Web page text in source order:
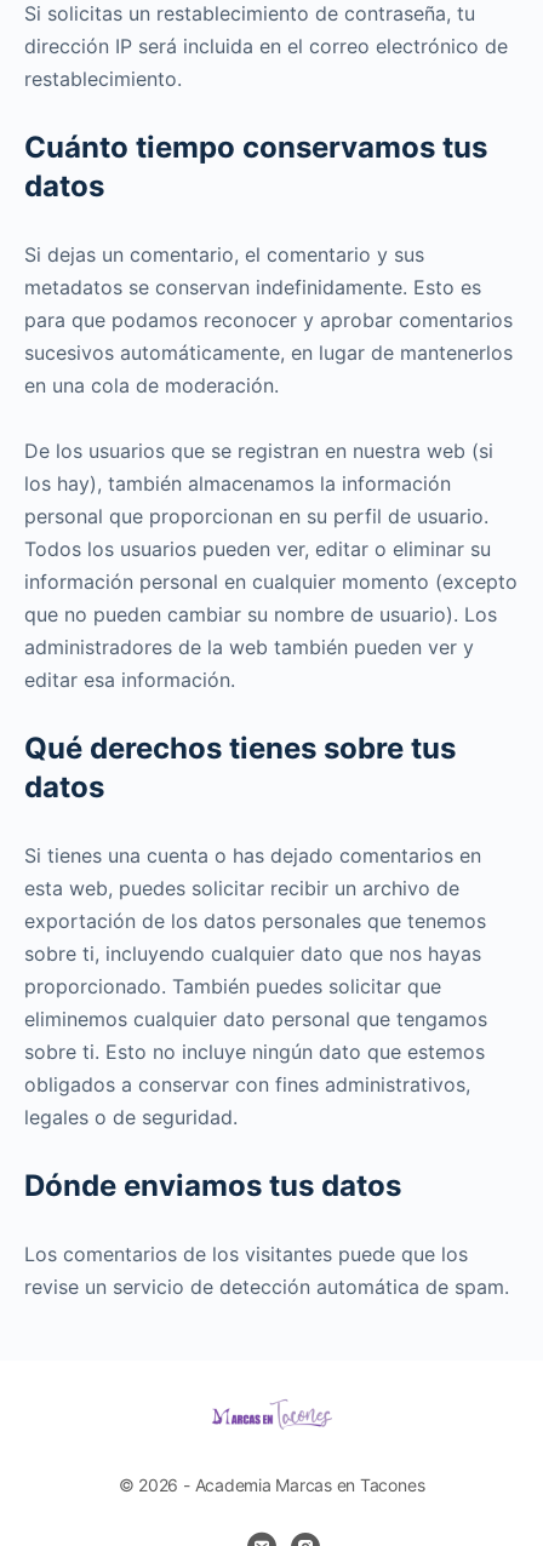
Si solicitas un restablecimiento de contraseña, tu
dirección IP será incluida en el correo electrónico de
restablecimiento.
Cuánto tiempo conservamos tus
datos
Si dejas un comentario, el comentario y sus
metadatos se conservan indefinidamente. Esto es
para que podamos reconocer y aprobar comentarios
sucesivos automáticamente, en lugar de mantenerlos
en una cola de moderación.
De los usuarios que se registran en nuestra web (si
los hay), también almacenamos la información
personal que proporcionan en su perfil de usuario.
Todos los usuarios pueden ver, editar o eliminar su
información personal en cualquier momento (excepto
que no pueden cambiar su nombre de usuario). Los
administradores de la web también pueden ver y
editar esa información.
Qué derechos tienes sobre tus
datos
Si tienes una cuenta o has dejado comentarios en
esta web, puedes solicitar recibir un archivo de
exportación de los datos personales que tenemos
sobre ti, incluyendo cualquier dato que nos hayas
proporcionado. También puedes solicitar que
eliminemos cualquier dato personal que tengamos
sobre ti. Esto no incluye ningún dato que estemos
obligados a conservar con fines administrativos,
legales o de seguridad.
Dónde enviamos tus datos
Los comentarios de los visitantes puede que los
revise un servicio de detección automática de spam.
© 2026 - Academia Marcas en Tacones